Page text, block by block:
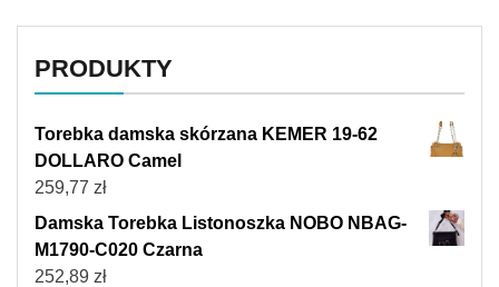
PRODUKTY
Torebka damska skórzana KEMER 19-62
DOLLARO Camel
259,77 zł
Damska Torebka Listonoszka NOBO NBAG-
M1790-C020 Czarna
252,89 zł